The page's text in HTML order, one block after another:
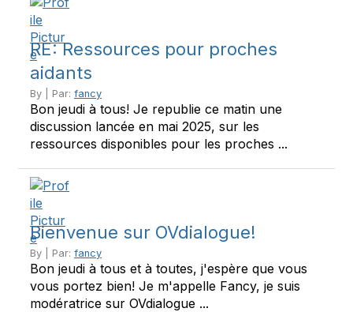
RE: Ressources pour proches
aidants
By | Par: fancy
Bon jeudi à tous! Je republie ce matin une
discussion lancée en mai 2025, sur les
ressources disponibles pour les proches ...
Bienvenue sur OVdialogue!
By | Par: fancy
Bon jeudi à tous et à toutes, j'espère que vous
vous portez bien! Je m'appelle Fancy, je suis
modératrice sur OVdialogue ...